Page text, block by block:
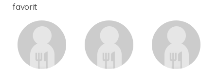
favorit